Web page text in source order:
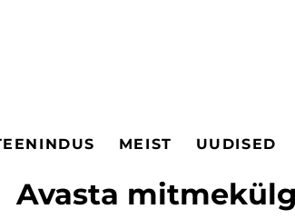
MEIST UUDISED
Avasta